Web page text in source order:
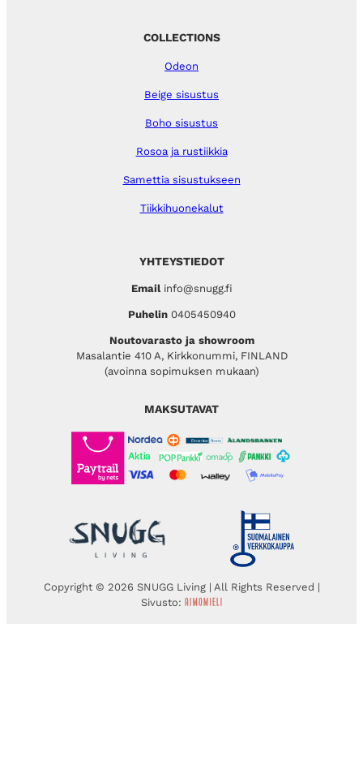
YHTEYSTIEDOT
Emailinfo@snugg.fi
Puhelin 0405450940
Noutovarasto ja showroom
Masalantie 410 A, Kirkkonummi, FINLAND
(avoinna sopimuksen mukaan)
COLLECTIONS
Odeon
Beige sisustus
Boho sisustus
Rosoa ja rustiikkia
Samettia sisustukseen
Tiikkihuonekalut
MAKSUTAVAT
Copyright © 2026 SNUGG Living | All Rights Reserved |
Sivusto: